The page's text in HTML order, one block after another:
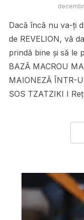
Dacă încă nu va-ți
de REVELION, vă
prindă bine și să le
BAZĂ MACROU
MAIONEZĂ ÎNTR-
SOS TZATZIKI I